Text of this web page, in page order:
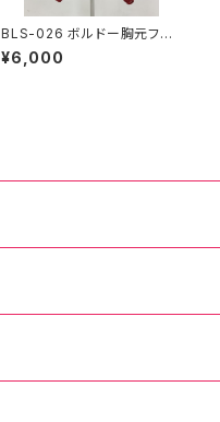
BLS-026 ボルドー胸元フリ
ル長袖ブラウス
¥6,000